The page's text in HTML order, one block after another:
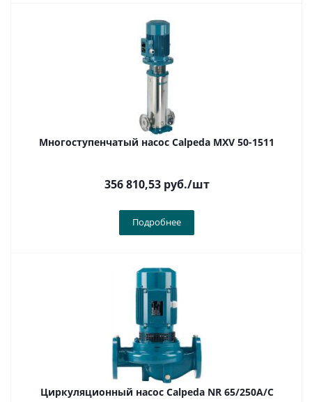
Многоступенчатый насос Calpeda MXV 50-1511
356 810,53руб./шт
Подробнее
Циркуляционный насос Calpeda NR 65/250A/C